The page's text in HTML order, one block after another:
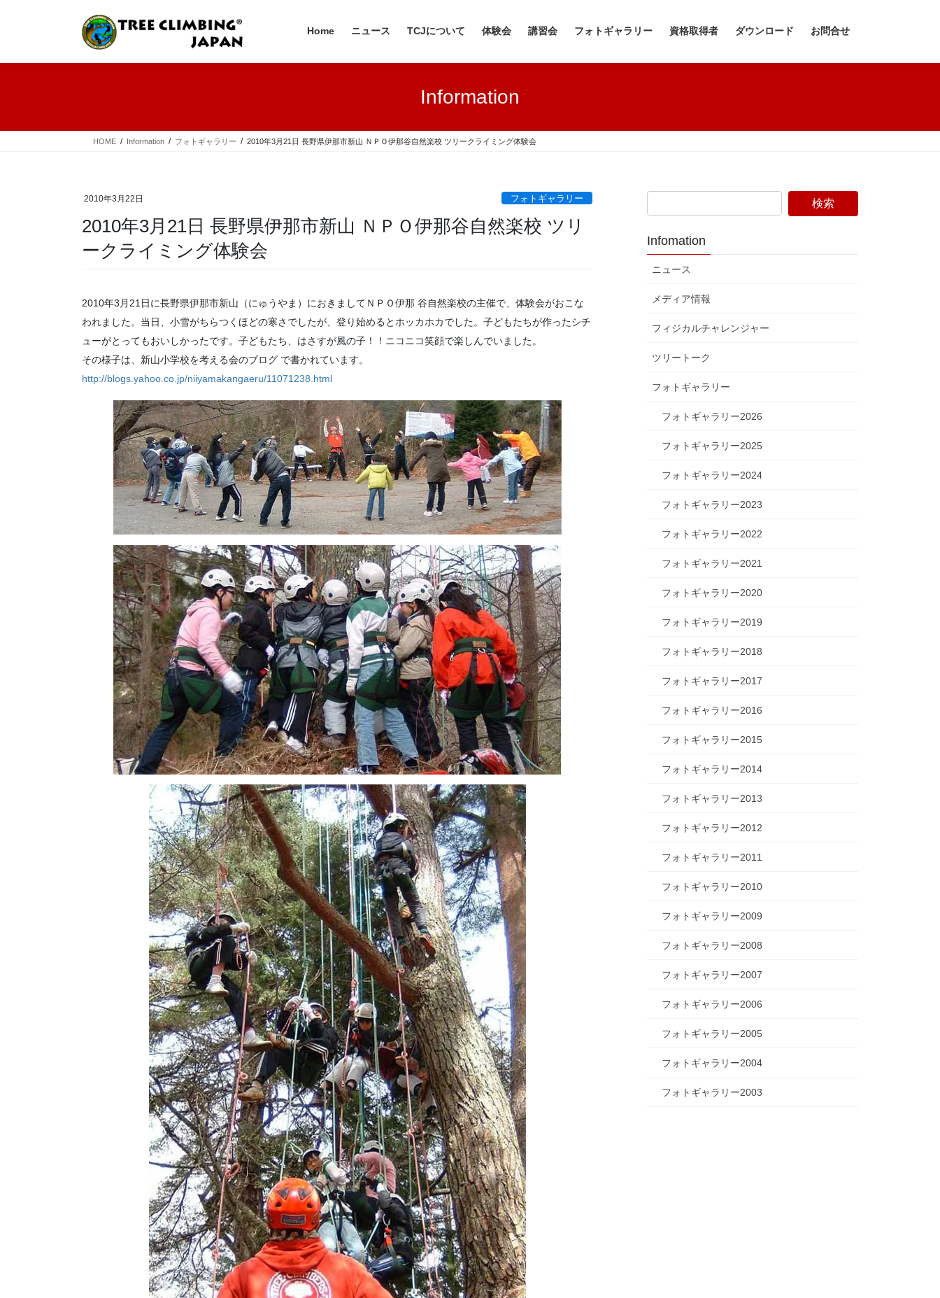
ツ
シ
Home ニュース TCJについて 体験会 講習会 フォトギャラリー 資格取得者 ダウンロード お問合せ
Information
HOME Information フォトギャラリー 2010年3月21日 長野県伊那市新山 ＮＰＯ伊那谷自然楽校 ツリークライミング体験会
2010年3月22日 フォトギャラリー
2010年3月21日 長野県伊那市新山 ＮＰＯ伊那谷自然楽校 ツリ
ークライミング体験会
2010年3月21日に長野県伊那市新山（にゅうやま）におきましてＮＰＯ伊那 谷自然楽校の主催で、体験会がおこな
われました。当日、小雪がちらつくほどの寒さでしたが、登り始めるとホッカホカでした。子どもたちが作ったシチ
ューがとってもおいしかったです。子どもたち、はさすが風の子！！ニコニコ笑顔で楽しんでいました。
その様子は、新山小学校を考える会のブログ で書かれています。
http://blogs.yahoo.co.jp/niiyamakangaeru/11071238.html
Infomation
ニュース
メディア情報
フィジカルチャレンジャー
ツリートーク
フォトギャラリー
フォトギャラリー2026
フォトギャラリー2025
フォトギャラリー2024
フォトギャラリー2023
フォトギャラリー2022
フォトギャラリー2021
フォトギャラリー2020
フォトギャラリー2019
フォトギャラリー2018
フォトギャラリー2017
フォトギャラリー2016
フォトギャラリー2015
フォトギャラリー2014
フォトギャラリー2013
フォトギャラリー2012
フォトギャラリー2011
フォトギャラリー2010
フォトギャラリー2009
フォトギャラリー2008
フォトギャラリー2007
フォトギャラリー2006
フォトギャラリー2005
フォトギャラリー2004
フォトギャラリー2003